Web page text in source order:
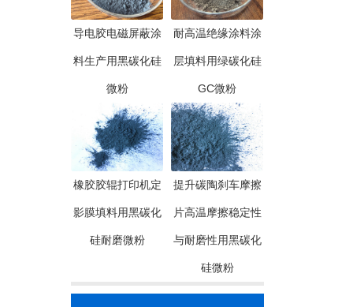
导电胶电磁屏蔽涂
料生产用黑碳化硅
微粉
耐高温绝缘涂料涂
层填料用绿碳化硅
GC微粉
橡胶胶辊打印机定
影膜填料用黑碳化
硅耐磨微粉
提升碳陶刹车摩擦
片高温摩擦稳定性
与耐磨性用黑碳化
硅微粉